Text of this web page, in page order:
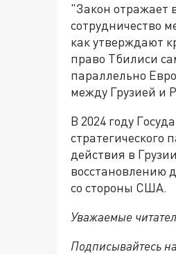
"Закон отражает
сотрудничество
как утверждают
право Тбилиси
параллельно
между Грузией и
В 2024 году
стратегического
действия в
восстановлению
со стороны США.
Уважаемые
Подписывайтесь